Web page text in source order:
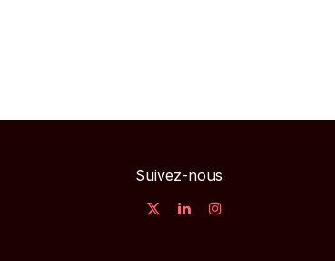
Suivez-nous